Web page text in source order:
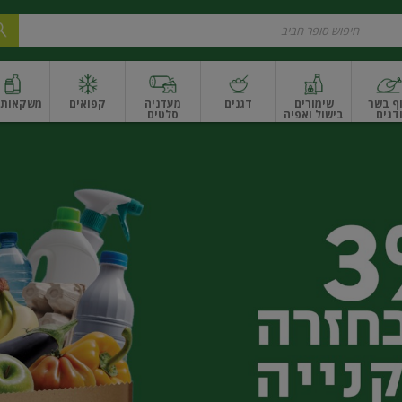
בשר
ודגים
שימורים
בישול ואפיה
דגנים מעדניה
סלטים
ונקניקים
קפואים משקאות
ואגוזיםפירות יבשים ארוזפירות יבשים בתפזורתפיצוחים, אגוזים